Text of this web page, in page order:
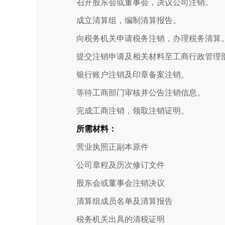
召开股东会或董事会，决议公司注销。
成立清算组，编制清算报告。
向税务机关申请税务注销，办理税务清算。
提交注销申请及相关材料至工商行政管理
银行账户注销及印章备案注销。
等待工商部门审核并公告注销信息。
完成工商注销，领取注销证明。
所需材料：
营业执照正副本原件
公司章程及历次修订文件
股东会或董事会注销决议
清算组成员名单及清算报告
税务机关出具的清税证明